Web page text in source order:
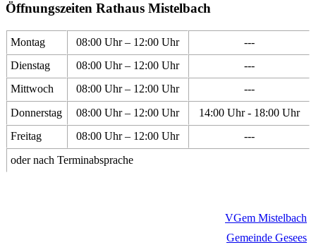
Öffnungszeiten Rathaus Mistelbach
Montag 08:00 Uhr – 12:00 Uhr
---
Dienstag
08:00 Uhr – 12:00 Uhr
---
Mittwoch
08:00 Uhr – 12:00 Uhr
---
Donnerstag
08:00 Uhr – 12:00 Uhr
14:00 Uhr - 18:00 Uhr
Freitag
08:00 Uhr – 12:00 Uhr
---
oder nach Terminabsprache
VGem Mistelbach
Gemeinde Gesees